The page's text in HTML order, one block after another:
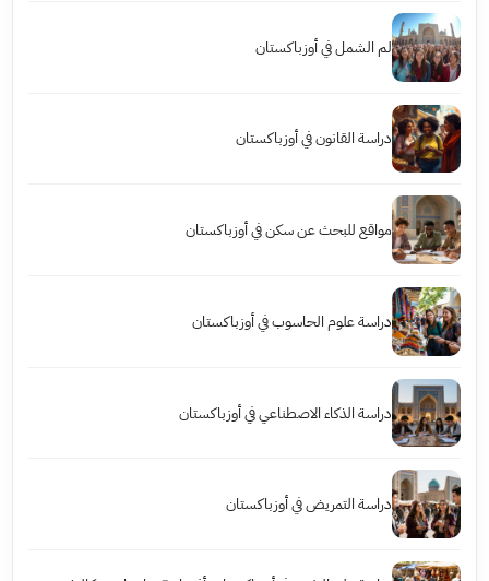
لم الشمل في أوزباكستان
دراسة القانون في أوزباكستان
مواقع للبحث عن سكن في أوزباكستان
دراسة علوم الحاسوب في أوزباكستان
دراسة الذكاء الاصطناعي في أوزباكستان
دراسة التمريض في أوزباكستان